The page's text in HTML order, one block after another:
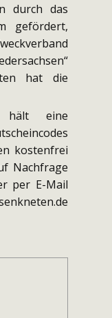
durch das
gefördert,
hat die
hält eine
kostenfrei
Nachfrage
per E-Mail